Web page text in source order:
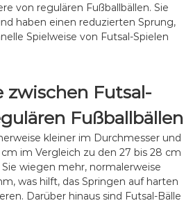
von regulären Fußballbällen. Sie
haben einen reduzierten Sprung,
Spielweise von Futsal-Spielen
zwischen Futsal-
Fußballbällen
kleiner im Durchmesser und
im Vergleich zu den 27 bis 28 cm
wiegen mehr, normalerweise
was hilft, das Springen auf harten
Darüber hinaus sind Futsal-Bälle